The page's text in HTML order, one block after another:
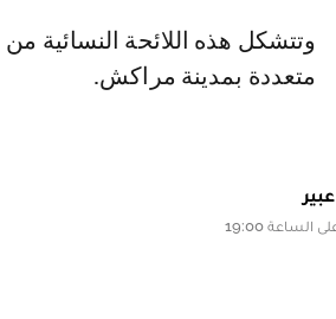
وتتشكل ه‍ذه اللائحة النسائية
متعددة بمدينة مراكش.
عبير